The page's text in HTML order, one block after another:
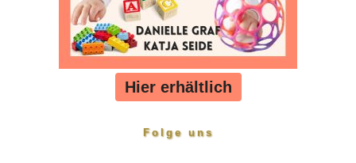
Hier erhältlich
Folge uns